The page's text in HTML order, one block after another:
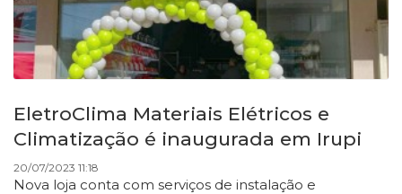
EletroClima Materiais Elétricos e
Climatização é inaugurada em Irupi
20/07/2023 11:18
Nova loja conta com serviços de instalação e